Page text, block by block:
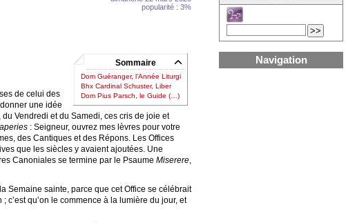
popularité : 3%
Sommaire
Dom Guéranger, l’Année Liturgi
Bhx Cardinal Schuster, Liber
Dom Pius Parsch, le Guide (…)
de celui des
une idée
Vendredi et du Samedi, ces cris de joie et
: Seigneur, ouvrez mes lèvres pour votre
des Cantiques et des Répons. Les Offices
que les siècles y avaient ajoutées. Une
Canoniales se termine par le Psaume Miserere,
Semaine sainte, parce que cet Office se célébrait
qu’on le commence à la lumière du jour, et
Navigation